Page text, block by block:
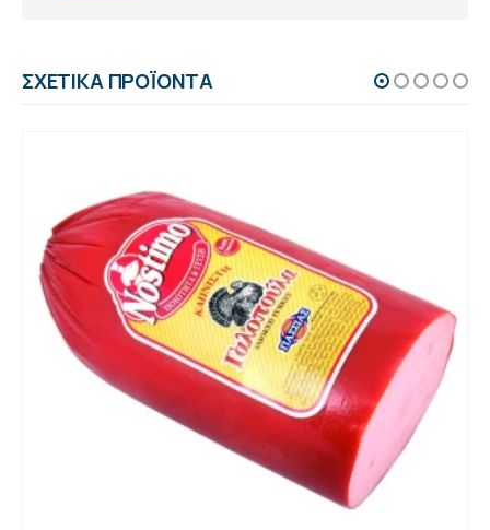
ΣΧΕΤΙΚΆ ΠΡΟΪΌΝΤΑ